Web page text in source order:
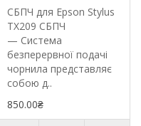
СБПЧ для Epson Stylus
TX209 СБПЧ
— Система
безперервної подачі
чорнила представляє
собою д..
850.00₴